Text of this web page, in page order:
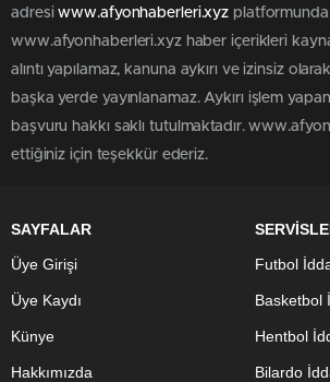
adresiwww.afyonhaberleri.xyz
www.afyonhaberleri.xyz haber içerikleri
alıntı yapılamaz, kanuna aykırı ve izinsiz
başka yerde yayınlanamaz. Aykırı işlem
başvuru hakkı saklı tutulmaktadır.
ettiğiniz için teşekkür ederiz.
SAYFALAR
Üye Girişi
Üye Kaydı
Künye
Hakkımızda
Futbol
Basketbol
Hentbol
Bilardo